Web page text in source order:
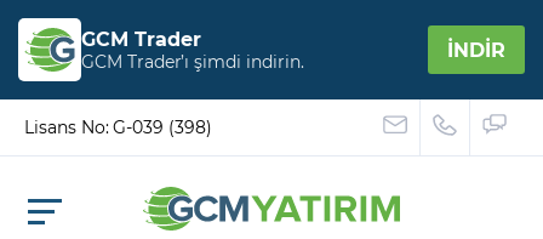
GCM Trader
GCM Trader’ı şimdi indirin. İNDİR
Lisans No: G-039 (398)